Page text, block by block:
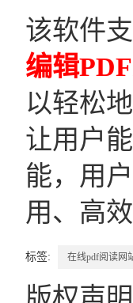
该软件
编辑
以轻松
让用户
能，用
用、高
标签: 在线pdf阅读网